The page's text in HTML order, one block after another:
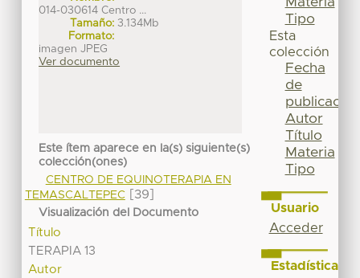
014-030614 Centro ...
Tamaño: 3.134Mb
Formato:
imagen JPEG
Ver documento
Este ítem aparece en la(s) siguiente(s)
colección(ones)
CENTRO DE EQUINOTERAPIA EN
TEMASCALTEPEC[39]
Visualización del Documento
Título
TERAPIA 13
Autor
Tipo
Esta
colección
Fecha
de
publicación
Autor
Título
Materia
Tipo
Usuario
Acceder
Estadísticas